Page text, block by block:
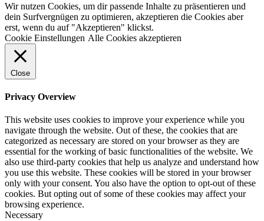
Wir nutzen Cookies, um dir passende Inhalte zu präsentieren und
dein Surfvergnügen zu optimieren, akzeptieren die Cookies aber
erst, wenn du auf "Akzeptieren" klickst.
Cookie Einstellungen Alle Cookies akzeptieren
Close
Privacy Overview
This website uses cookies to improve your experience while you
navigate through the website. Out of these, the cookies that are
categorized as necessary are stored on your browser as they are
essential for the working of basic functionalities of the website. We
also use third-party cookies that help us analyze and understand how
you use this website. These cookies will be stored in your browser
only with your consent. You also have the option to opt-out of these
cookies. But opting out of some of these cookies may affect your
browsing experience.
Necessary